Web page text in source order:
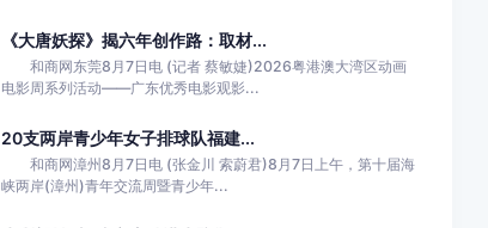
《大唐妖探》揭六年创作路：取材...
和商网东莞8月7日电 (记者 蔡敏婕)2026粤港澳大湾区动画
电影周系列活动——广东优秀电影观影...
20支两岸青少年女子排球队福建...
和商网漳州8月7日电 (张金川 索蔚君)8月7日上午，第十届海
峡两岸(漳州)青年交流周暨青少年...